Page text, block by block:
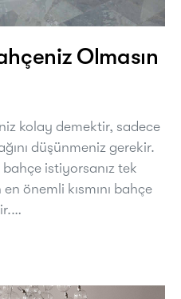
Olmasın
kolay demektir, sadece
düşünmeniz gerekir.
istiyorsanız tek
önemli kısmını bahçe